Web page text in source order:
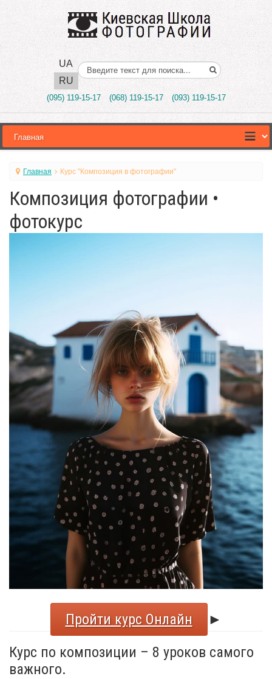
UA
RU
Поиск..
(095) 119-15-17 (068) 119-15-17 (093) 119-15-17
Главная Курс "Композиция в фотографии"
Композиция фотографии •
фотокурс
Пройти курс Онлайн
►
Курс по композиции – 8 уроков самого
важного.